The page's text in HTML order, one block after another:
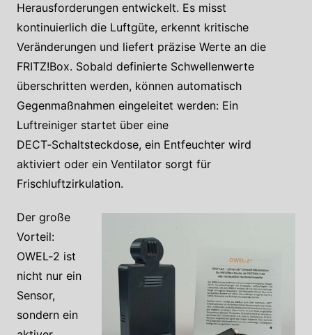
Herausforderungen entwickelt. Es misst
kontinuierlich die Luftgüte, erkennt kritische
Veränderungen und liefert präzise Werte an die
FRITZ!Box. Sobald definierte Schwellenwerte
überschritten werden, können automatisch
Gegenmaßnahmen eingeleitet werden: Ein
Luftreiniger startet über eine
DECT‑Schaltsteckdose, ein Entfeuchter wird
aktiviert oder ein Ventilator sorgt für
Frischluftzirkulation.
Der große
Vorteil:
OWEL‑2 ist
nicht nur ein
Sensor,
sondern ein